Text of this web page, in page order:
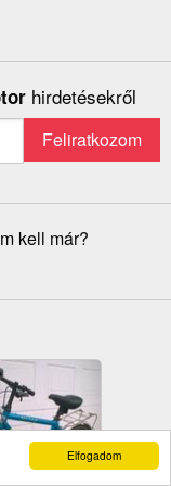
Elfogadom
hirdetésekről
kell már?